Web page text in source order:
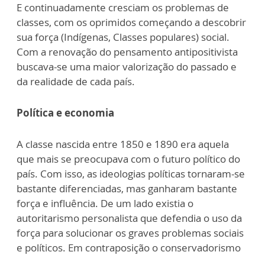
E continuadamente cresciam os problemas de
classes, com os oprimidos começando a descobrir
sua força (Indígenas, Classes populares) social.
Com a renovação do pensamento antipositivista
buscava-se uma maior valorização do passado e
da realidade de cada país.
Política e economia
A classe nascida entre 1850 e 1890 era aquela
que mais se preocupava com o futuro político do
país. Com isso, as ideologias políticas tornaram-se
bastante diferenciadas, mas ganharam bastante
força e influência. De um lado existia o
autoritarismo personalista que defendia o uso da
força para solucionar os graves problemas sociais
e políticos. Em contraposição o conservadorismo